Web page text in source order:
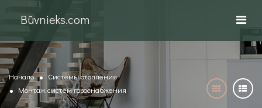
Būvnieks.com
Начало
Системы отопления
Монтаж систем газоснабжения